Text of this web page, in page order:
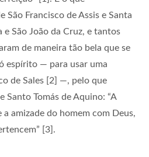
São Francisco de Assis e Santa
e São João da Cruz, e tantos
de maneira tão bela que se
espírito — para usar uma
de Sales [2] —, pelo que
Tomás de Aquino: “A
amizade do homem com Deus,
[3].